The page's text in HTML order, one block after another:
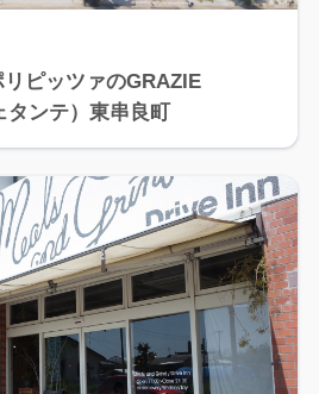
ピッツァのGRAZIE
タンテ）東串良町